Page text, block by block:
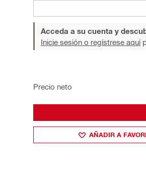
Acceda a su cuenta y
Inicie sesión o regístrese aquí
Precio neto
AÑADIR A